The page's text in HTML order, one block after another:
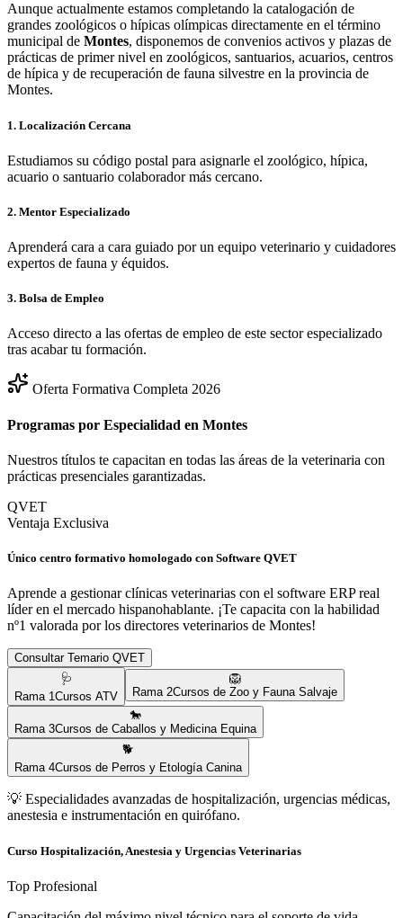
Aunque actualmente estamos completando la catalogación de
grandes zoológicos o hípicas olímpicas directamente en el término
municipal de Montes, disponemos de convenios activos y plazas de
prácticas de primer nivel en zoológicos, santuarios, acuarios, centros
de hípica y de recuperación de fauna silvestre en la provincia de
Montes.
1. Localización Cercana
Estudiamos su código postal para asignarle el zoológico, hípica,
acuario o santuario colaborador más cercano.
2. Mentor Especializado
Aprenderá cara a cara guiado por un equipo veterinario y cuidadores
expertos de fauna y équidos.
3. Bolsa de Empleo
Acceso directo a las ofertas de empleo de este sector especializado
tras acabar tu formación.
Oferta Formativa Completa 2026
Programas por Especialidad en Montes
Nuestros títulos te capacitan en todas las áreas de la veterinaria con
prácticas presenciales garantizadas.
QVET
Ventaja Exclusiva
Único centro formativo homologado con Software QVET
Aprende a gestionar clínicas veterinarias con el software ERP real
líder en el mercado hispanohablante. ¡Te capacita con la habilidad
nº1 valorada por los directores veterinarios de Montes!
Consultar Temario QVET
🩺
Rama 1Cursos ATV
🦁
Rama 2Cursos de Zoo y Fauna Salvaje
🐎
Rama 3Cursos de Caballos y Medicina Equina
🐕
Rama 4Cursos de Perros y Etología Canina
💡 Especialidades avanzadas de hospitalización, urgencias médicas,
anestesia e instrumentación en quirófano.
Curso Hospitalización, Anestesia y Urgencias Veterinarias
Top Profesional